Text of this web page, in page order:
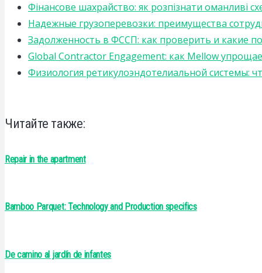
Фінансове шахрайство: як розпізнати оманливі
Надежные грузоперевозки: преимущества
Задолженность в ФССП: как проверить и какие
Global Contractor Engagement: как Mellow
Физиология ретикулоэндотелиальной системы:
Читайте также:
Repair in the apartment
Bamboo Parquet: Technology and Production specifics
De camino al jardín de infantes